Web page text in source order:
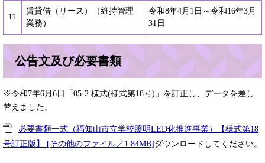
11
賃貸借（リース）（維持管理
業務）
令和8年4月1日～令和16年3月
31日
公告文及び必要書類
※令和7年6月6日「05-2 様式(様式第18号)」を訂正し、データを差し
替えました。
必要書類一式（福知山市立学校照明LED化推進事業）【様式第18
号訂正版】 [その他のファイル／1.84MB] ダウンロードしてください。